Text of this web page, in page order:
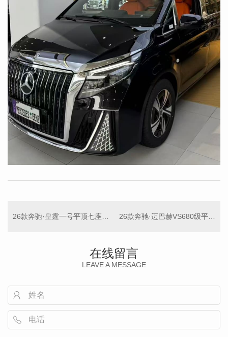
26款奔驰·皇霆一号平顶七座商务车 26款奔驰·迈巴赫VS680级平顶商务车
在线留言
LEAVE A MESSAGE